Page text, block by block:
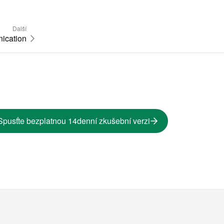
Další
bezplatnou 14denní zkušební verzi